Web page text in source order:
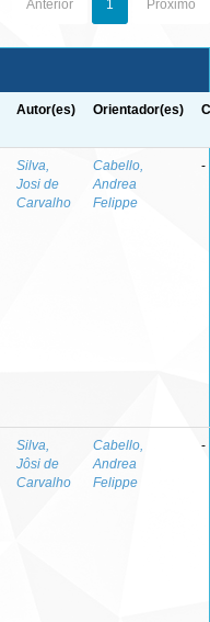
Anterior 1 Próximo
Autor(es) Orientador(es)
Silva,
Josi de
Carvalho
Cabello,
Andrea
Felippe
-
Silva,
Jôsi de
Carvalho
Cabello,
Andrea
Felippe
-